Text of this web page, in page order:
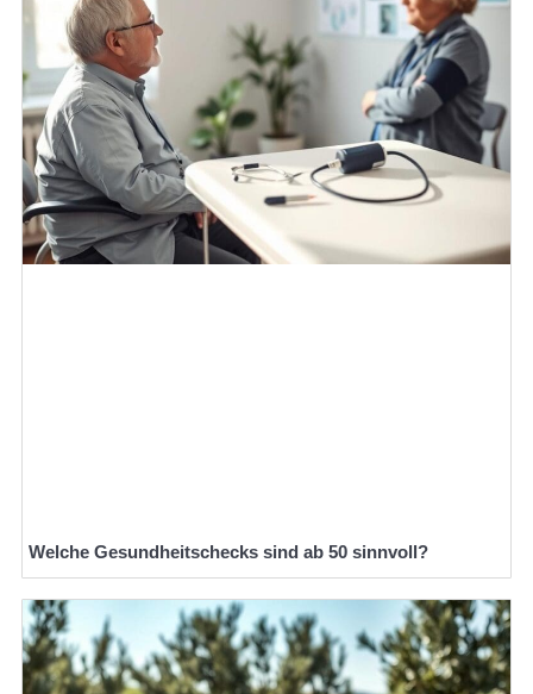
Welche Gesundheitschecks sind ab 50 sinnvoll?